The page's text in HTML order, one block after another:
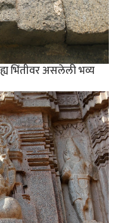
भिंतीवर असलेली भव्य